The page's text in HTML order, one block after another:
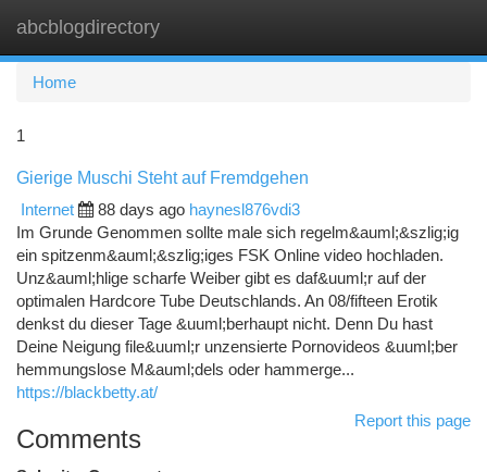
abcblogdirectory
Home
1
Gierige Muschi Steht auf Fremdgehen
Internet
88 days ago haynesl876vdi3
Im Grunde Genommen sollte male sich regelm&auml;&szlig;ig
ein spitzenm&auml;&szlig;iges FSK Online video hochladen.
Unz&auml;hlige scharfe Weiber gibt es daf&uuml;r auf der
optimalen Hardcore Tube Deutschlands. An 08/fifteen Erotik
denkst du dieser Tage &uuml;berhaupt nicht. Denn Du hast
Deine Neigung file&uuml;r unzensierte Pornovideos &uuml;ber
hemmungslose M&auml;dels oder hammerge...
https://blackbetty.at/
Report this page
Comments